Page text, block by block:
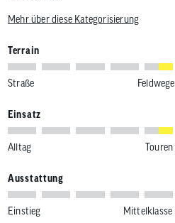
Mehr über diese Kategorisierung
Terrain
Straße Feldwege
Einsatz
Alltag Touren
Ausstattung
Einstieg Mittelklasse